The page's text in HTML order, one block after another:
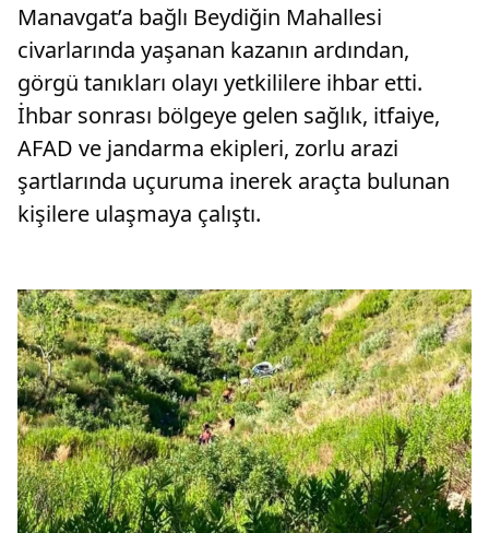
Manavgat’a bağlı Beydiğin Mahallesi
civarlarında yaşanan kazanın ardından,
görgü tanıkları olayı yetkililere ihbar etti.
İhbar sonrası bölgeye gelen sağlık, itfaiye,
AFAD ve jandarma ekipleri, zorlu arazi
şartlarında uçuruma inerek araçta bulunan
kişilere ulaşmaya çalıştı.